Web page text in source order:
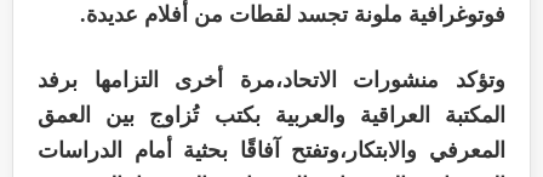
فوتوغرافية ملونة تجسد لقطات من أفلام عديدة.
وتؤكد منشورات الاتحاد،مرة أخرى التزامها برفد
المكتبة العراقية والعربية بكتب تُزاوج بين العمق
المعرفي والابتكار،وتفتح آفاقًا بحثية أمام الدراسات